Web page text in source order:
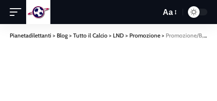
Aa
Pianetadilettanti > Blog > Tutto il Calcio > LND > Promozione > Promozione/B, risultati e classifica dopo la ventunesima: la Vigor vola, la Palmese si ferma, ko Ardore, bene il San Giorgio